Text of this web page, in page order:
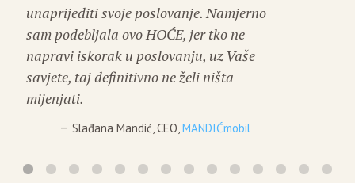
unaprijediti svoje poslovanje. Namjerno
sam podebljala ovo HOĆE, jer tko ne
napravi iskorak u poslovanju, uz Vaše
savjete, taj definitivno ne želi ništa
mijenjati.
Slađana Mandić, CEO,MANDIĆmobil